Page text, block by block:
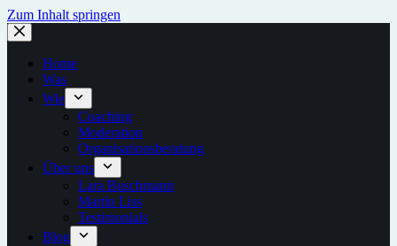
Zum Inhalt springen
Home
Was
Wie
Coaching
Moderation
Organisationsberatung
Über uns
Lara Buschmann
Martin Liss
Testimonials
Blog